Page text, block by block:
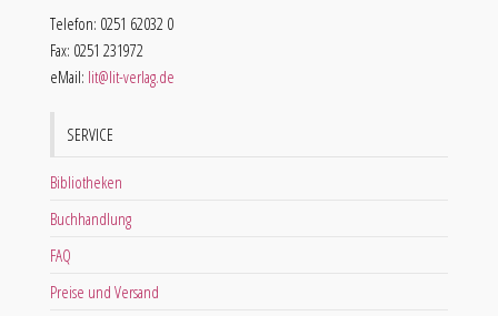
Telefon: 0251 62032 0
Fax: 0251 231972
eMail: lit@lit-verlag.de
SERVICE
Bibliotheken
Buchhandlung
FAQ
Preise und Versand